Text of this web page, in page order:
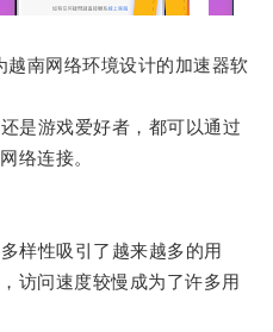
南网络环境设计的加速器软
游戏爱好者，都可以通过
络连接。
性吸引了越来越多的用
访问速度较慢成为了许多用